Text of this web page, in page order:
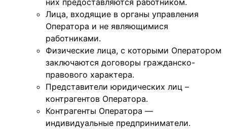
Лица, входящие в органы управления
Оператора и не являющимися
работниками.
Физические лица, с которыми Оператором
заключаются договоры гражданско-
правового характера.
Представители юридических лиц –
контрагентов Оператора.
Контрагенты Оператора —
индивидуальные предприниматели.